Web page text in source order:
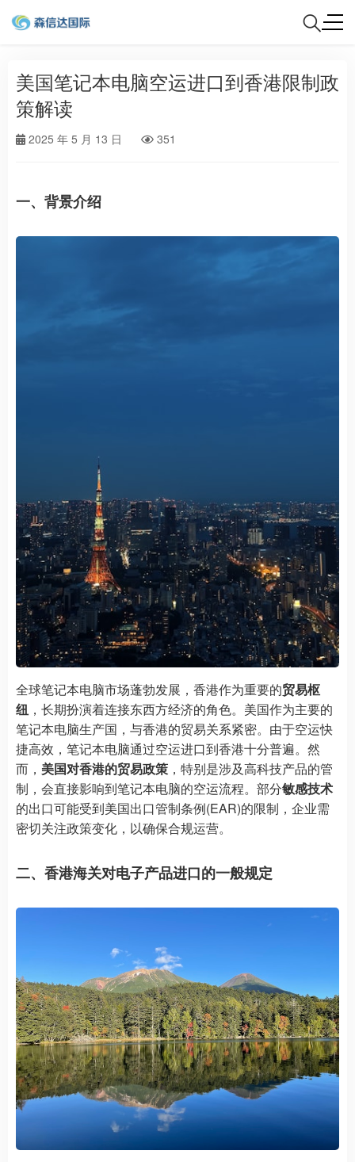
美国笔记本电脑空运进口到香港限制政
策解读
2025 年 5 月 13 日 351
一、背景介绍
全球笔记本电脑市场蓬勃发展，香港作为重要的贸易枢
纽 ，长期扮演着连接东西方经济的角色。美国作为主要的
笔记本电脑生产国，与香港的贸易关系紧密。由于空运快
捷高效，笔记本电脑通过空运进口到香港十分普遍。然
而， 美国对香港的贸易政策 ，特别是涉及高科技产品的管
制，会直接影响到笔记本电脑的空运流程。部分敏感技术
的出口可能受到美国出口管制条例(EAR)的限制，企业需
密切关注政策变化，以确保合规运营。
二、香港海关对电子产品进口的一般规定